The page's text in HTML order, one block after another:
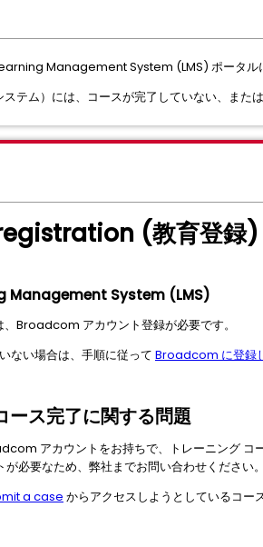
Management System (LMS) ポータルに
テム）には、コースが完了していない、また
(教育登録)
Management System (LMS)
Broadcom アカウント登録が必要です。
い場合は、手順に従って Broadcom に登録
ース完了に関する問題
アカウントをお持ちで、トレーニング
必要なため、弊社までお問い合わせください。
a case からアクセスしようとしているコー